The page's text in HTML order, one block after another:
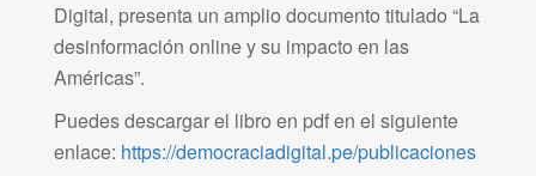
Digital, presenta un amplio documento titulado “La
desinformación online y su impacto en las
Américas”.
Puedes descargar el libro en pdf en el siguiente
enlace: https://democraciadigital.pe/publicaciones